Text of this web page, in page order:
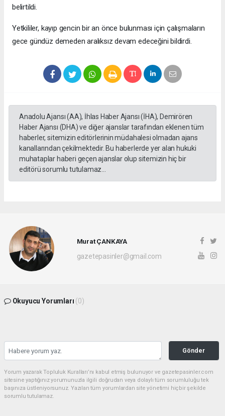
belirtildi.
Yetkililer, kayıp gencin bir an önce bulunması için çalışmaların
gece gündüz demeden aralıksız devam edeceğini bildirdi.
Anadolu Ajansı (AA), İhlas Haber Ajansı (İHA), Demirören
Haber Ajansı (DHA) ve diğer ajanslar tarafından eklenen tüm
haberler, sitemizin editörlerinin müdahalesi olmadan ajans
kanallarından çekilmektedir. Bu haberlerde yer alan hukuki
muhataplar haberi geçen ajanslar olup sitemizin hiç bir
editörü sorumlu tutulamaz...
Murat ÇANKAYA
gazetepasinler@gmail.com
Okuyucu Yorumları (0)
Gönder
Yorum yazarak Topluluk Kuralları’nı kabul etmiş bulunuyor ve gazetepasinler.com
sitesine yaptığınız yorumunuzla ilgili doğrudan veya dolaylı tüm sorumluluğu tek
başınıza üstleniyorsunuz. Yazılan tüm yorumlardan site yönetimi hiçbir şekilde
sorumlu tutulamaz.